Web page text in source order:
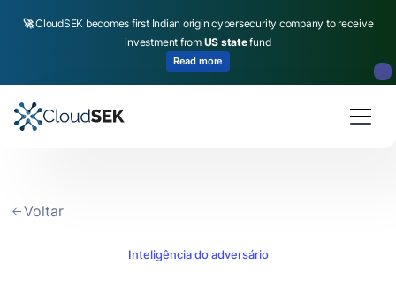
🚀CloudSEK becomes first Indian origin cybersecurity company to receive
investment from US statefund
Read more
Voltar
Inteligência do adversário